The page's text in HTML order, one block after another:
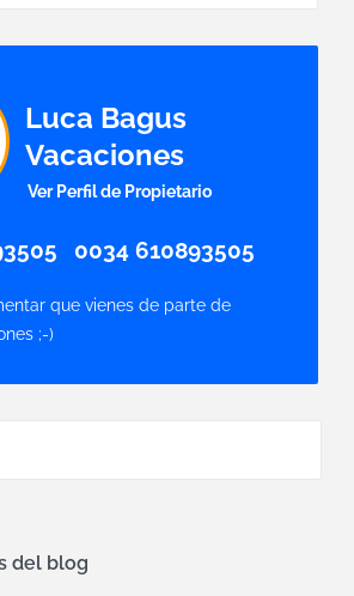
Luca Bagus
Vacaciones
Ver Perfil de Propietario
0034 610893505
que vienes de parte de
;-)
del blog